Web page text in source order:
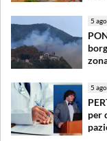
5
5
per